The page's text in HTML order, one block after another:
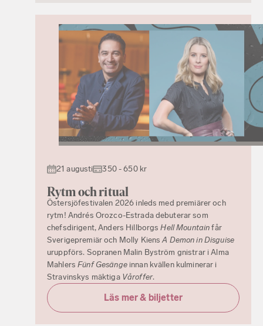
21 augusti 350 - 650 kr
Rytm och ritual
Östersjöfestivalen 2026 inleds med premiärer och
rytm! Andrés Orozco-Estrada debuterar som
chefsdirigent, Anders HillborgsHell Mountainfår
Sverigepremiär och Molly KiensA Demon in Disguise
uruppförs. Sopranen Malin Byström gnistrar i Alma
MahlersFünf Gesänge innan kvällen kulminerar i
Stravinskys mäktiga Våroffer.
Läs mer & biljetter